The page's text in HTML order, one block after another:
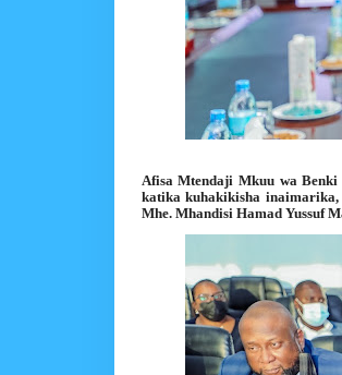
Afisa Mtendaji Mkuu wa
katika kuhakikisha
Mhe. Mhandisi Hamad Yussuf